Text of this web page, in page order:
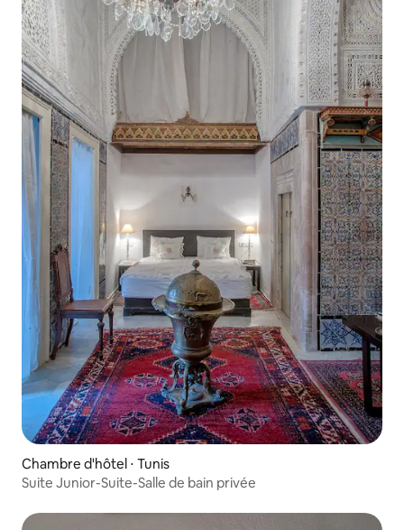
Chambre d'hôtel ⋅ Tunis
Suite Junior-Suite-Salle de bain privée